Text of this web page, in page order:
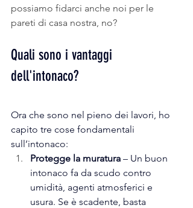
possiamo fidarci anche noi per le
pareti di casa nostra, no?
Quali sono i vantaggi
dell'intonaco?
Ora che sono nel pieno dei lavori, ho
capito tre cose fondamentali
sull’intonaco:
Protegge la muratura – Un buon
intonaco fa da scudo contro
umidità, agenti atmosferici e
usura. Se è scadente, basta